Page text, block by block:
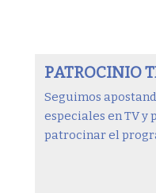
PATROCINIO
Seguimos
especiales en TV y
patrocinar el